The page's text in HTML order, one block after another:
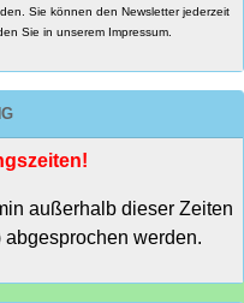
Sie können den Newsletter jederzeit
Sie in unserem Impressum.
außerhalb dieser Zeiten
abgesprochen werden.